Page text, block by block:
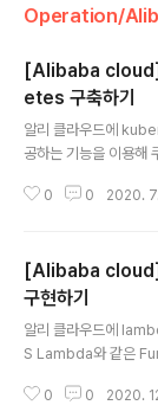
[Alibaba cloud]
etes 구축하기
알리 클라우드에
공하는 기능을 이용해
bernetes?
declarative
a large, rapidly
s services,
금방패(중국 인터넷 검
0 0 2020.
[Alibaba cloud]
구현하기
알리 클라우드에
S Lambda와 같은
알리바바 클라우드에
0 0 2020.